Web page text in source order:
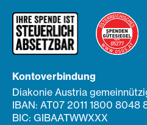
Kontoverbindung
Diakonie Austria
IBAN: AT07 2011 1800 8048
BIC: GIBAATWWXXX